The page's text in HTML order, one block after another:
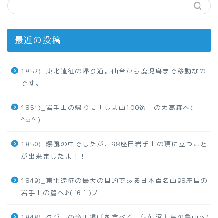
最近の投稿
1852)_東北遠征の帰り道。仙台から鹿児島まで移動なの
です。
1851)_岩手山の帰りに「しま山100選」の大高森へ(
^ω^ )
1850)_爆風の中でしたが、98座目岩手山の頂に立つこと
が出来ましたよ！！
1849)_東北遠征の最大の目的である日本百名山98座目の
岩手山の麓へ♪( ´θ｀)ノ